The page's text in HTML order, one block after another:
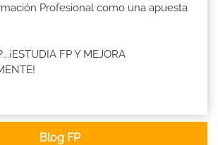
Profesional como una apuesta
FP Y MEJORA
Blog FP